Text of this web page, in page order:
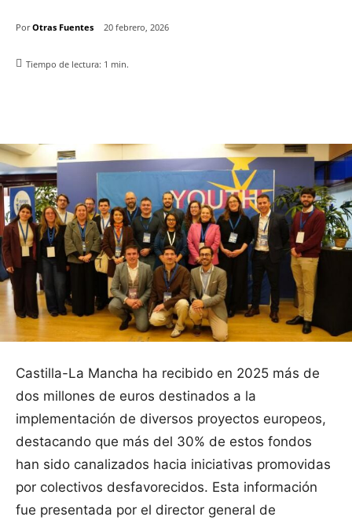
Por Otras Fuentes 20 febrero, 2026
Tiempo de lectura: 1 min.
Castilla-La Mancha ha recibido en 2025 más de
dos millones de euros destinados a la
implementación de diversos proyectos europeos,
destacando que más del 30% de estos fondos
han sido canalizados hacia iniciativas promovidas
por colectivos desfavorecidos. Esta información
fue presentada por el director general de